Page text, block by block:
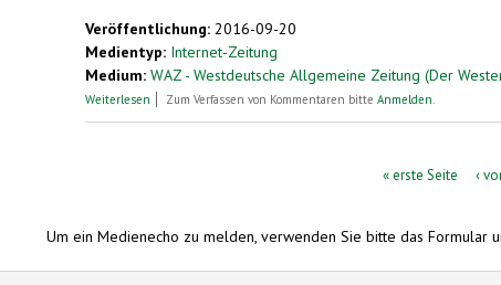
Veröffentlichung: 2016-09-20
Medientyp: Internet-Zeitung
Medium: WAZ - Westdeutsche Allgemeine Zeitung (Der
Weiterlesen über Warsteiner Ehepaar besucht den Esperanto-Weltkongress
Zum Verfassen von Kommentaren bitte Anmelden
« erste Seite ‹
Um ein Medienecho zu melden, verwenden Sie bitte das Formular